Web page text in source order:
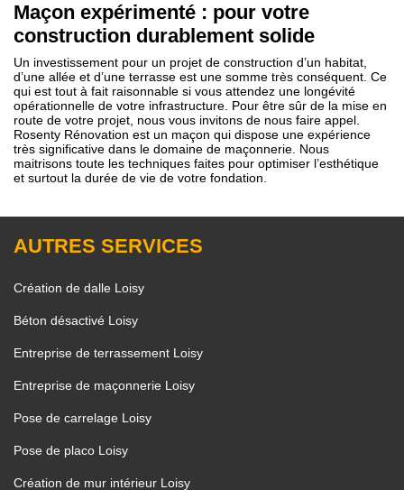
Maçon expérimenté : pour votre
construction durablement solide
Un investissement pour un projet de construction d’un habitat,
d’une allée et d’une terrasse est une somme très conséquent. Ce
qui est tout à fait raisonnable si vous attendez une longévité
opérationnelle de votre infrastructure. Pour être sûr de la mise en
route de votre projet, nous vous invitons de nous faire appel.
Rosenty Rénovation est un maçon qui dispose une expérience
très significative dans le domaine de maçonnerie. Nous
maitrisons toute les techniques faites pour optimiser l’esthétique
et surtout la durée de vie de votre fondation.
AUTRES SERVICES
Création de dalle Loisy
Béton désactivé Loisy
Entreprise de terrassement Loisy
Entreprise de maçonnerie Loisy
Pose de carrelage Loisy
Pose de placo Loisy
Création de mur intérieur Loisy